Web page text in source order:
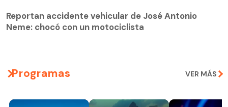
Reportan accidente vehicular de José Antonio
Neme: chocó con un motociclista
Programas VER MÁS